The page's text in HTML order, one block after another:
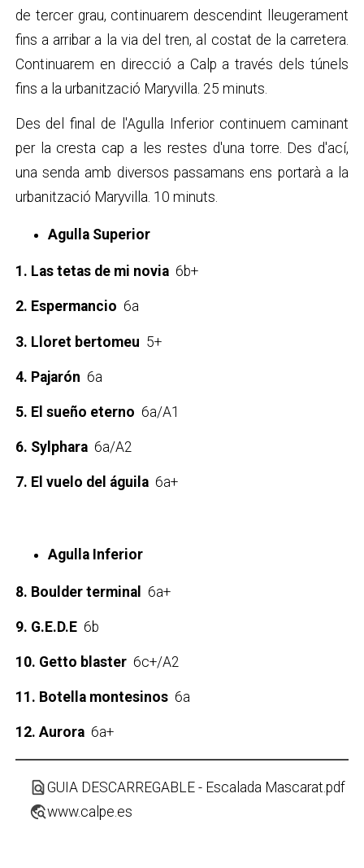
de tercer grau, continuarem descendint lleugerament
fins a arribar a la via del tren, al costat de la carretera.
Continuarem en direcció a Calp a través dels túnels
fins a la urbanització Maryvilla. 25 minuts.
Des del final de l'Agulla Inferior continuem caminant
per la cresta cap a les restes d'una torre. Des d'ací,
una senda amb diversos passamans ens portarà a la
urbanització Maryvilla. 10 minuts.
Agulla Superior
1. Las tetas de mi novia6b+
2. Espermancio 6a
3. Lloret bertomeu 5+
4. Pajarón 6a
5. El sueño eterno 6a/A1
6. Sylphara 6a/A2
7. El vuelo del águila 6a+
Agulla Inferior
8. Boulder terminal 6a+
9. G.E.D.E 6b
10. Getto blaster 6c+/A2
11. Botella montesinos 6a
12. Aurora 6a+
find_in_pageGUIA DESCARREGABLE - Escalada Mascarat.pdf
travel_explorewww.calpe.es